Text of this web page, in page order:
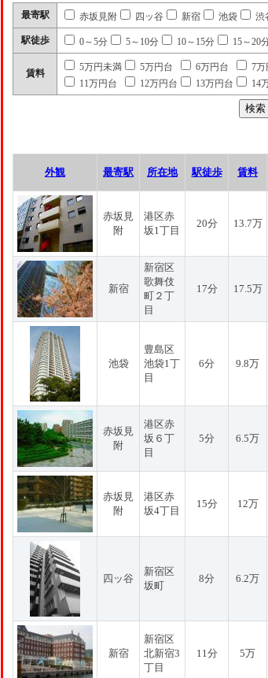
最寄駅 赤坂見附 四ッ谷 新宿 池袋 渋
駅徒歩 0～5分 5～10分 10～15分 15～20
賃料
5万円未満 5万円台 6万円台 7万
11万円台
12万円台 13万円台 14
外観 最寄駅 所在地 駅徒歩 賃料
赤坂見
附
港区赤
坂1丁目
20分 13.7万
新宿
新宿区
歌舞伎
町２丁
目
17分 17.5万
池袋
豊島区
池袋1丁
目
6分 9.8万
赤坂見
附
港区赤
坂６丁
目
5分 6.5万
赤坂見
附
港区赤
坂4丁目
15分 12万
四ッ谷
新宿区
坂町
8分 6.2万
新宿
新宿区
北新宿3
丁目
11分 5万